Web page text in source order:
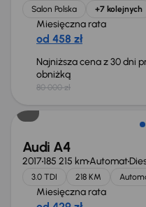
Salon Polska
+7 kolejnych
Miesięczna rata
od 458 zł
Najniższa cena z 30 dni
obniżką
80 000 zł
Audi A4
2017185 215 kmAutomat
3.0 TDI 218 KM
Miesięczna rata